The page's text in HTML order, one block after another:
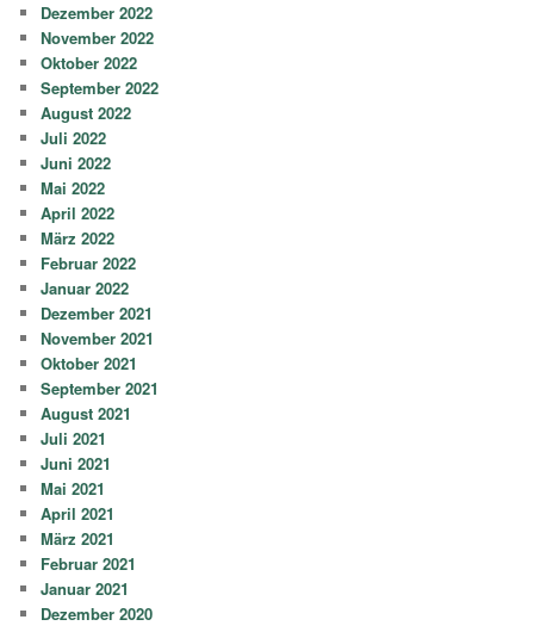
Dezember 2022
November 2022
Oktober 2022
September 2022
August 2022
Juli 2022
Juni 2022
Mai 2022
April 2022
März 2022
Februar 2022
Januar 2022
Dezember 2021
November 2021
Oktober 2021
September 2021
August 2021
Juli 2021
Juni 2021
Mai 2021
April 2021
März 2021
Februar 2021
Januar 2021
Dezember 2020